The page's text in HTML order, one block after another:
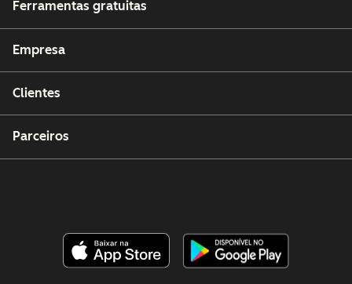
Ferramentas gratuitas
Empresa
Clientes
Parceiros